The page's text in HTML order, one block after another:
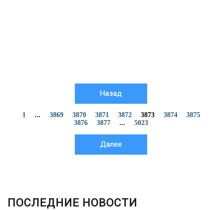
Назад
1 ... 3869 3870 3871 3872 3873 3874
3875
3876
3877 ... 5023
Далее
ПОСЛЕДНИЕ НОВОСТИ